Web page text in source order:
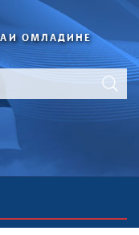
И ОМЛАДИНЕ